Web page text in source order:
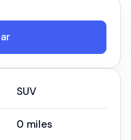
SUV
0 miles